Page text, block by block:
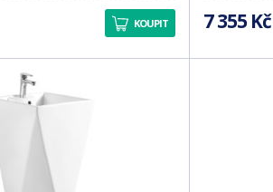
KOUPIT 7 355 Kč